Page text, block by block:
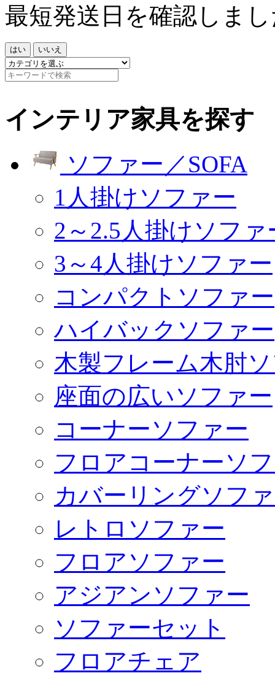
最短発送日を確認しま
はい いいえ
インテリア家具を探す
ソファー／SOFA
1人掛けソファー
2～2.5人掛けソファ
3～4人掛けソファー
コンパクトソファー
ハイバックソファー
木製フレーム木肘
座面の広いソファー
コーナーソファー
フロアコーナーソ
カバーリングソフ
レトロソファー
フロアソファー
アジアンソファー
ソファーセット
フロアチェア